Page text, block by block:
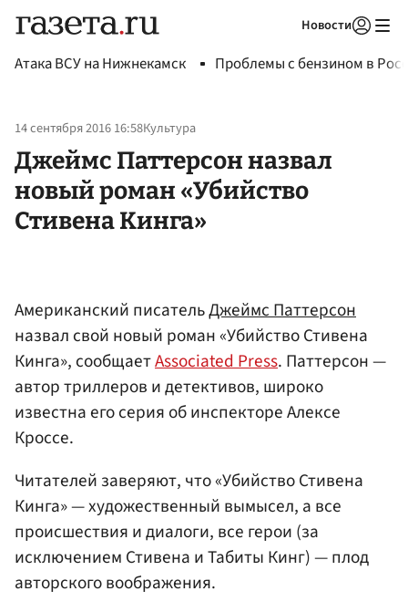
Новости
Атака ВСУ на Нижнекамск Проблемы с бензином в
14 сентября 2016 16:58Культура
Джеймс Паттерсон назвал
новый роман «Убийство
Стивена Кинга»
Американский писательДжеймс Паттерсон
назвал свой новый роман «Убийство Стивена
Кинга», сообщаетAssociated Press. Паттерсон —
автор триллеров и детективов, широко
известна его серия об инспекторе Алексе
Кроссе.
Читателей заверяют, что «Убийство Стивена
Кинга» — художественный вымысел, а все
происшествия и диалоги, все герои (за
исключением Стивена и Табиты Кинг) — плод
авторского воображения.